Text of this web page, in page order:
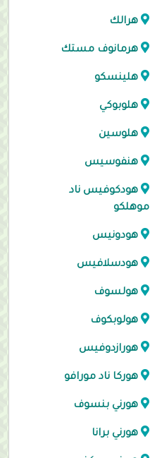
هرالك
هرمانوف مستك
هلينسكو
هلوبوكي
هلوسين
هنفوسيس
هودكوفيس ناد
موهلكو
هودونيس
هودسلافيس
هولسوف
هولوبكوف
هورازدوفيس
هوركا ناد مورافو
هورني بنسوف
هورني برانا